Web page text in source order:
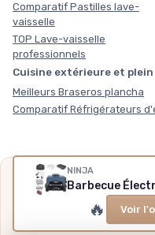
NINJA
Barbecue
🔥 Voir
Comparatif Pastilles lave-
vaisselle
TOP Lave-vaisselle
professionnels
Cuisine extérieure et
Meilleurs Braseros plancha
Comparatif Réfrigérateurs
Nos outils gratuits
Des chiffres plutôt que
méthode et sources